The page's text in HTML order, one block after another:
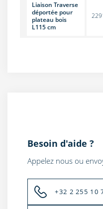
Liaison Traverse
déportée pour
plateau bois
L115 cm
Besoin d'aide ?
Appelez nous ou
+32 2 255 10